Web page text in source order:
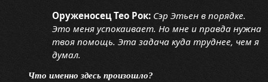
Оруженосец Тео Рок: Сэр Этьен в порядке.
Это меня успокаивает. Но мне и правда нужна
твоя помощь. Эта задача куда труднее, чем я
думал.
Что именно здесь произошло?